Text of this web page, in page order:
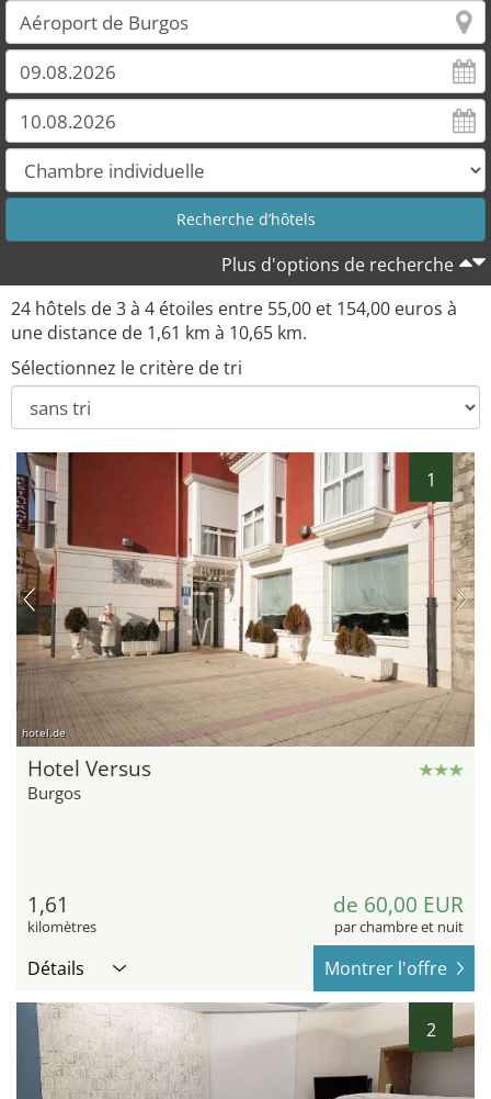
Plus d'options de recherche
24 hôtels de 3 à 4 étoiles entre 55,00 et 154,00 euros à
une distance de 1,61 km à 10,65 km.
Sélectionnez le critère de tri
1
hotel.de
Hotel Versus
Burgos
1,61
kilomètres
de 60,00 EUR
par chambre et nuit
Détails Montrer l'offre
2